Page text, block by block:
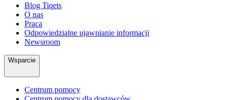
Blog Tiqets
O nas
Praca
Odpowiedzialne ujawnianie informacji
Newsroom
Wsparcie
Centrum pomocy